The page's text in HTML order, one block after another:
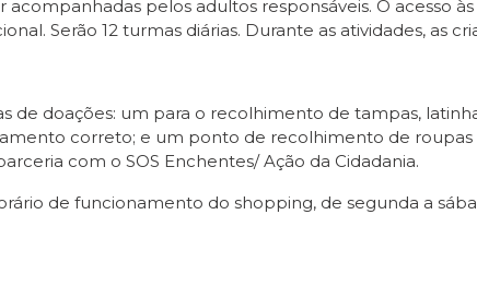
pelos adultos responsáveis. O acesso
Serão 12 turmas diárias. Durante as atividades, as
de doações: um para o recolhimento de tampas,
correto; e um ponto de recolhimento de roupas
com o SOS Enchentes/ Ação da Cidadania.
de funcionamento do shopping, de segunda a